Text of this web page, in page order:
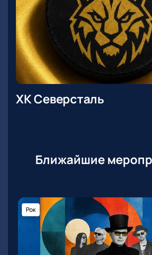
ХК Северсталь
Ближайшие
Рок